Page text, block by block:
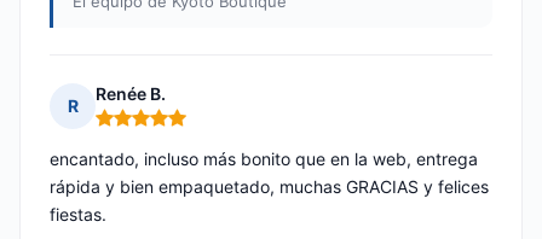
R
Renée B.
Nota: 5 de 5
encantado, incluso más bonito que en la web, entrega
rápida y bien empaquetado, muchas GRACIAS y felices
fiestas.